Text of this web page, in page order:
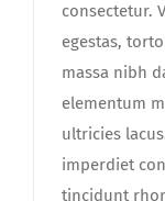
consectetur.
egestas,
massa nibh
elementum
ultricies
imperdiet
tincidunt